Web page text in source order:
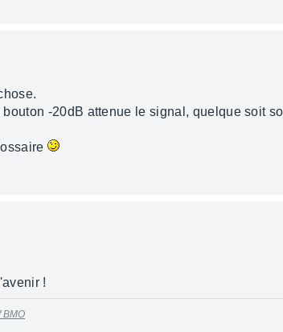
bouton -20dB attenue le signal, quelque soit
!
BMO